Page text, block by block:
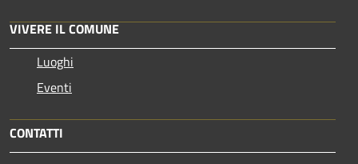
VIVERE IL COMUNE
Luoghi
Eventi
CONTATTI